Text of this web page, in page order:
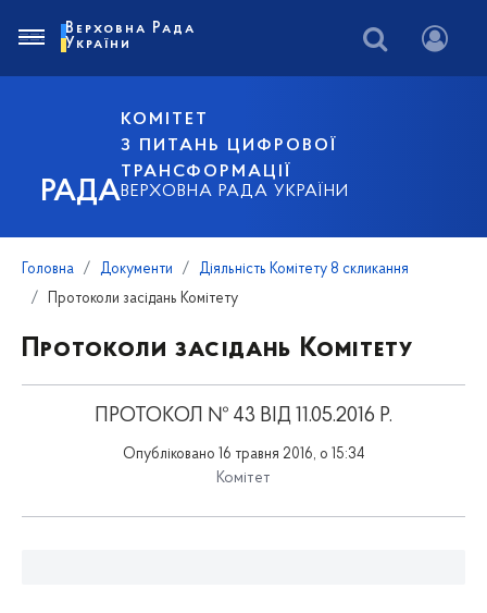
РАДА
КОМІТЕТ
З ПИТАНЬ ЦИФРОВОЇ
ТРАНСФОРМАЦІЇ
ВЕРХОВНА РАДА УКРАЇНИ
Верховна Рада
України
Головна Документи
Діяльність Комітету 8 скликання
Протоколи засідань Комітету
Протоколи засідань Комітету
ПРОТОКОЛ № 43 ВІД 11.05.2016 Р.
Опубліковано 16 травня 2016, о 15:34
Комітет